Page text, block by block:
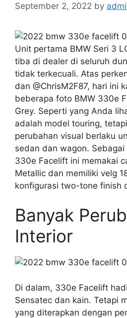
September 2, 2022 by
Unit pertama BMW Seri 3
tiba di dealer di seluruh
tidak terkecuali. Atas
dan @ChrisM2F87, hari ini
beberapa foto BMW 330e
Grey. Seperti yang Anda
adalah model touring,
perubahan visual berlaku
sedan dan wagon. Sebagai
330e Facelift ini memakai
Metallic dan memiliki velg
konfigurasi two-tone finish
Banyak
Interior
Di dalam, 330e Facelift
Sensatec dan kain. Tetapi
yang diterapkan dengan